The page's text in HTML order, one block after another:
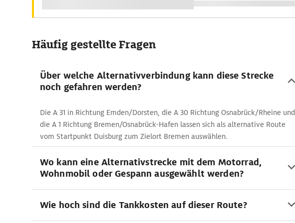
Häufig gestellte Fragen
Über welche Alternativverbindung kann diese Strecke
noch gefahren werden?
Die A 31 in Richtung Emden/Dorsten, die A 30 Richtung Osnabrück/Rheine und
die A 1 Richtung Bremen/Osnabrück-Hafen lassen sich als alternative Route
vom Startpunkt Duisburg zum Zielort Bremen auswählen.
Wo kann eine Alternativstrecke mit dem Motorrad,
Wohnmobil oder Gespann ausgewählt werden?
Wie hoch sind die Tankkosten auf dieser Route?